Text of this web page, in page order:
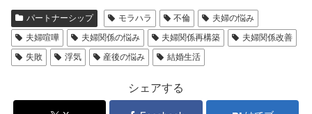
パートナーシップ モラハラ 不倫
夫婦の悩み
夫婦喧嘩
夫婦関係の悩み 夫婦関係再構築
夫婦関係改善
失敗
浮気 産後の悩み 結婚生活
シェアする